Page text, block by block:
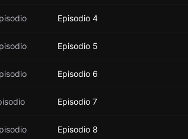
Episodio 4
Episodio 5
Episodio 6
Episodio 7
Episodio 8